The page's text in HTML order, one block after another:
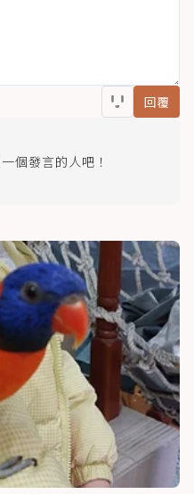
回覆
個發言的人吧！